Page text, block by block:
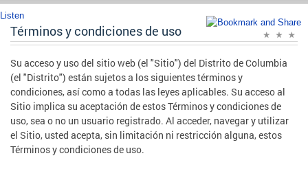
Listen
Términos y condiciones de uso
Su acceso y uso del sitio web (el "Sitio") del Distrito de Columbia
(el "Distrito") están sujetos a los siguientes términos y
condiciones, así como a todas las leyes aplicables. Su acceso al
Sitio implica su aceptación de estos Términos y condiciones de
uso, sea o no un usuario registrado. Al acceder, navegar y utilizar
el Sitio, usted acepta, sin limitación ni restricción alguna, estos
Términos y condiciones de uso.